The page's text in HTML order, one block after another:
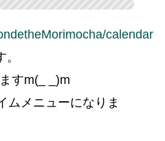
calendar
すm(_ _)m
ムメニューになりま